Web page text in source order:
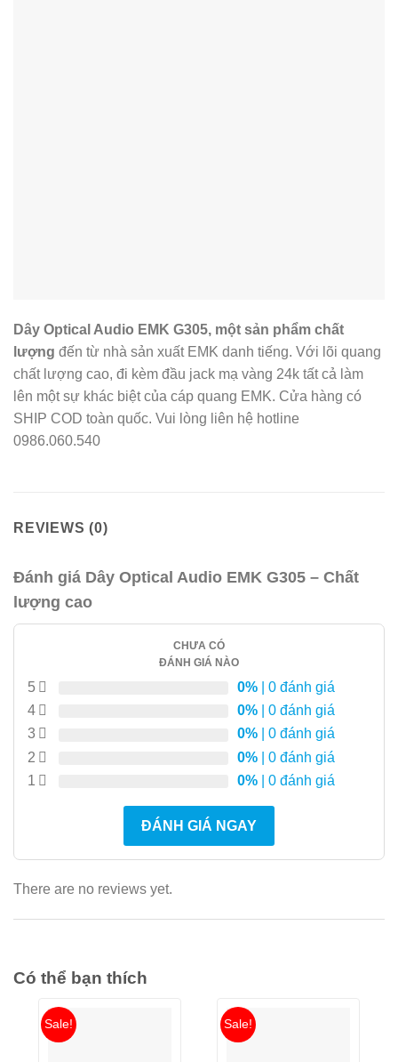
Dây Optical Audio EMK G305, một sản phẩm chất
lượng đến từ nhà sản xuất EMK danh tiếng. Với lõi quang
chất lượng cao, đi kèm đầu jack mạ vàng 24k tất cả làm
lên một sự khác biệt của cáp quang EMK. Cửa hàng có
SHIP COD toàn quốc. Vui lòng liên hệ hotline
0986.060.540
REVIEWS (0)
Đánh giá Dây Optical Audio EMK G305 – Chất
lượng cao
CHƯA CÓ
ĐÁNH GIÁ NÀO
5 0% | 0 đánh giá
4
0% | 0 đánh giá
3
0% | 0 đánh giá
2
0% | 0 đánh giá
1
0% | 0 đánh giá
ĐÁNH GIÁ NGAY
There are no reviews yet.
Có thể bạn thích
Sale! Sale!